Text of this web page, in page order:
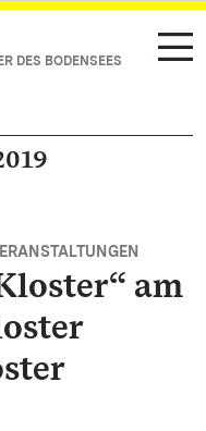
DES BODENSEES
am